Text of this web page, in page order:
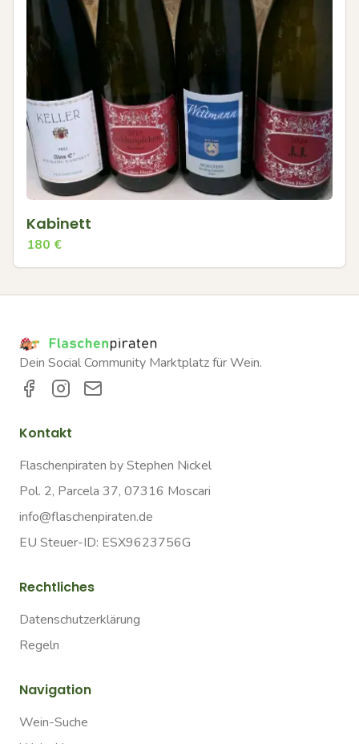
Kabinett
180 €
Dein Social Community Marktplatz für Wein.
Kontakt
Flaschenpiraten by Stephen Nickel
Pol. 2, Parcela 37, 07316 Moscari
info@flaschenpiraten.de
EU Steuer-ID: ESX9623756G
Rechtliches
Datenschutzerklärung
Regeln
Navigation
Wein-Suche